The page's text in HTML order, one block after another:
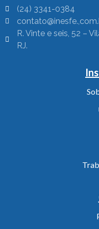
(24) 3341-0384
R. Vinte e seis, 52 –
RJ.